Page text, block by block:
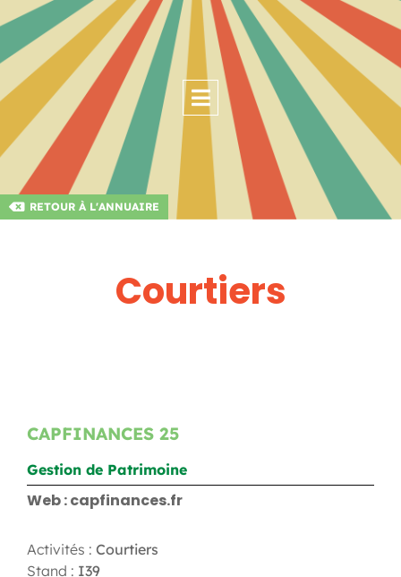
RETOUR À L'ANNUAIRE
Courtiers
CAPFINANCES 25
Gestion de Patrimoine
Web : capfinances.fr
Activités : Courtiers
Stand : I39